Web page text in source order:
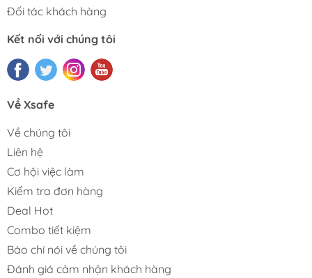
Đối tác khách hàng
Kết nối với chúng tôi
Về Xsafe
Về chúng tôi
Liên hệ
Cơ hội việc làm
Kiểm tra đơn hàng
Deal Hot
Combo tiết kiệm
Báo chí nói về chúng tôi
Đánh giá cảm nhận khách hàng